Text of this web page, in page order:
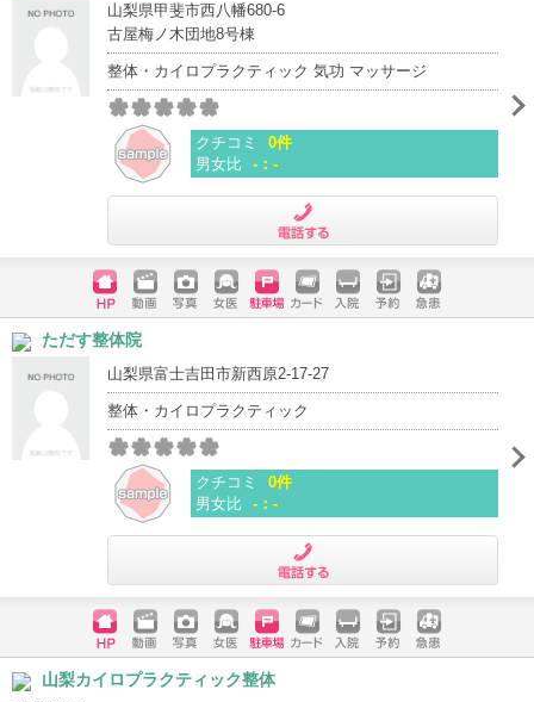
山梨県甲斐市西八幡680-6
古屋梅ノ木団地8号棟
整体・カイロプラクティック 気功 マッサージ
クチコミ
0件
男女比 -：-
ホームペ
ージ
動画 写真 女医 駐車場
クレジッ
入院 予約 急患
ただす整体院
山梨県富士吉田市新西原2-17-27
整体・カイロプラクティック
クチコミ
0件
男女比 -：-
ホームペ
ージ
動画 写真 女医 駐車場
クレジッ
入院 予約 急患
山梨カイロプラクティック整体